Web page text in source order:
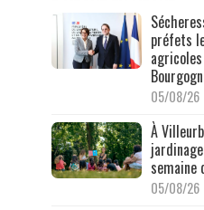
préfets
05/08/26
À
semaine
05/08/26